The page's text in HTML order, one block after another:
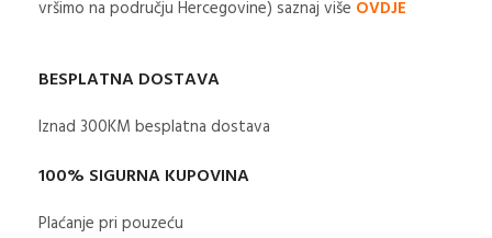
vršimo na području Hercegovine) saznaj više OVDJE
BESPLATNA DOSTAVA
Iznad 300KM besplatna dostava​
100% SIGURNA KUPOVINA
Plaćanje pri pouzeću